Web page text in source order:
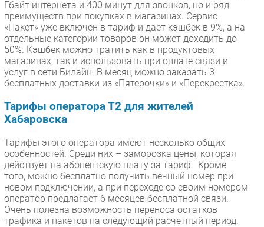
Гбайт интернета и 400 минут для звонков, но и ряд
преимуществ при покупках в магазинах. Сервис
«Пакет» уже включен в тариф и дает кэшбек в 9%, а на
отдельные категории товаров он может доходить до
50%. Кэшбек можно тратить как в продуктовых
магазинах, так и использовать при оплате связи и
услуг в сети Билайн. В месяц можно заказать 3
бесплатных доставки из «Пятерочки» и «Перекрестка».
Тарифы оператора Т2 для жителей
Хабаровска
Тарифы этого оператора имеют несколько общих
особенностей. Среди них – заморозка цены, которая
действует на абонентскую плату за тариф. Кроме
того, можно бесплатно получить вечный номер при
новом подключении, а при переходе со своим номером
оператор предлагает 6 месяцев бесплатной связи.
Очень полезна возможность переноса остатков
трафика и пакетов на следующий расчетный период.